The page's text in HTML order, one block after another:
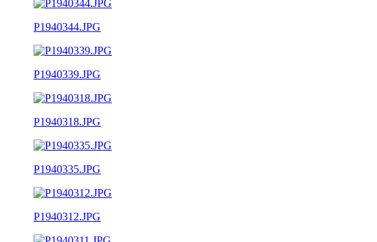
P1940344.JPG
P1940339.JPG
P1940318.JPG
P1940335.JPG
P1940312.JPG